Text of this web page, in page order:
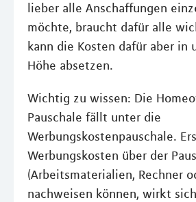
lieber alle Anschaffungen
möchte, braucht dafür alle
kann die Kosten dafür aber in
Höhe absetzen.
Wichtig zu wissen: Die
Pauschale fällt unter die
Werbungskostenpauschale.
Werbungskosten über der
(Arbeitsmaterialien, Rechner
nachweisen können, wirkt